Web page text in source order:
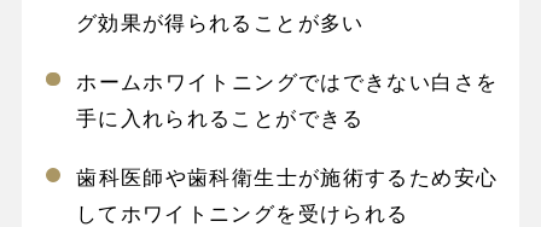
グ効果が得られることが多い
ホームホワイトニングではできない白さを
手に入れられることができる
歯科医師や歯科衛生士が施術するため安心
してホワイトニングを受けられる